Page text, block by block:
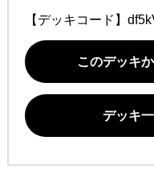
【デッキコード】
このデッキ
デッキ